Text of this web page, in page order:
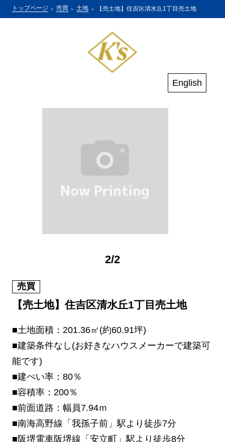
English
トップページ 売買 土地 【売土地】住吉区清水丘1丁目売土地
2/2
売買
【売土地】住吉区清水丘1丁目売土地
■土地面積：201.36㎡(約60.91坪)
■建築条件なし(お好きなハウスメーカーで建築可
能です)
■建ぺい率：80％
■容積率：200％
■前面道路：幅員7.94ｍ
■南海高野線「我孫子前」駅より徒歩7分
■阪堺電車阪堺線「安立町」駅より徒歩8分